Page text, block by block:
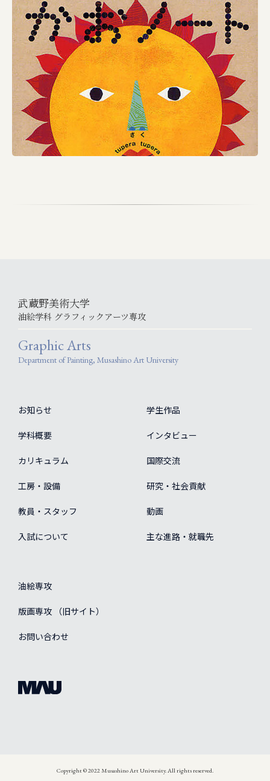
武蔵野美術大学
油絵学科 グラフィックアーツ専攻
Graphic Arts
Department of Painting, Musashino Art University
お知らせ
学科概要
カリキュラム
工房・設備
教員・スタッフ
入試について
学生作品
インタビュー
国際交流
研究・社会貢献
動画
主な進路・就職先
油絵専攻
版画専攻 （旧サイト）
お問い合わせ
Copyright © 2022 Musashino Art University. All rights reserved.